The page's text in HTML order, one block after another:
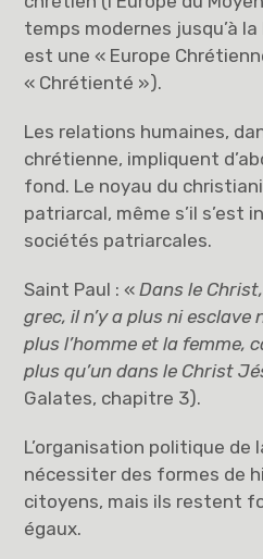
temps modernes jusqu’à
est une « Europe
« Chrétienté »).
Les relations humaines,
chrétienne, impliquent
fond. Le noyau du
patriarcal, même s’il s’est
sociétés patriarcales.
Saint Paul : «Dans le
grec, il n’y a plus ni esclave
plus l’homme et la femme,
plus qu’un dans le Christ
Galates, chapitre 3).
L’organisation politique de
nécessiter des formes de
citoyens, mais ils restent
égaux.